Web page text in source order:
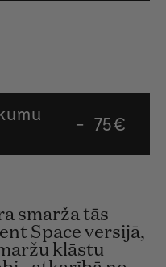
Regular
75€
smarža tās
Space versijā,
klāstu